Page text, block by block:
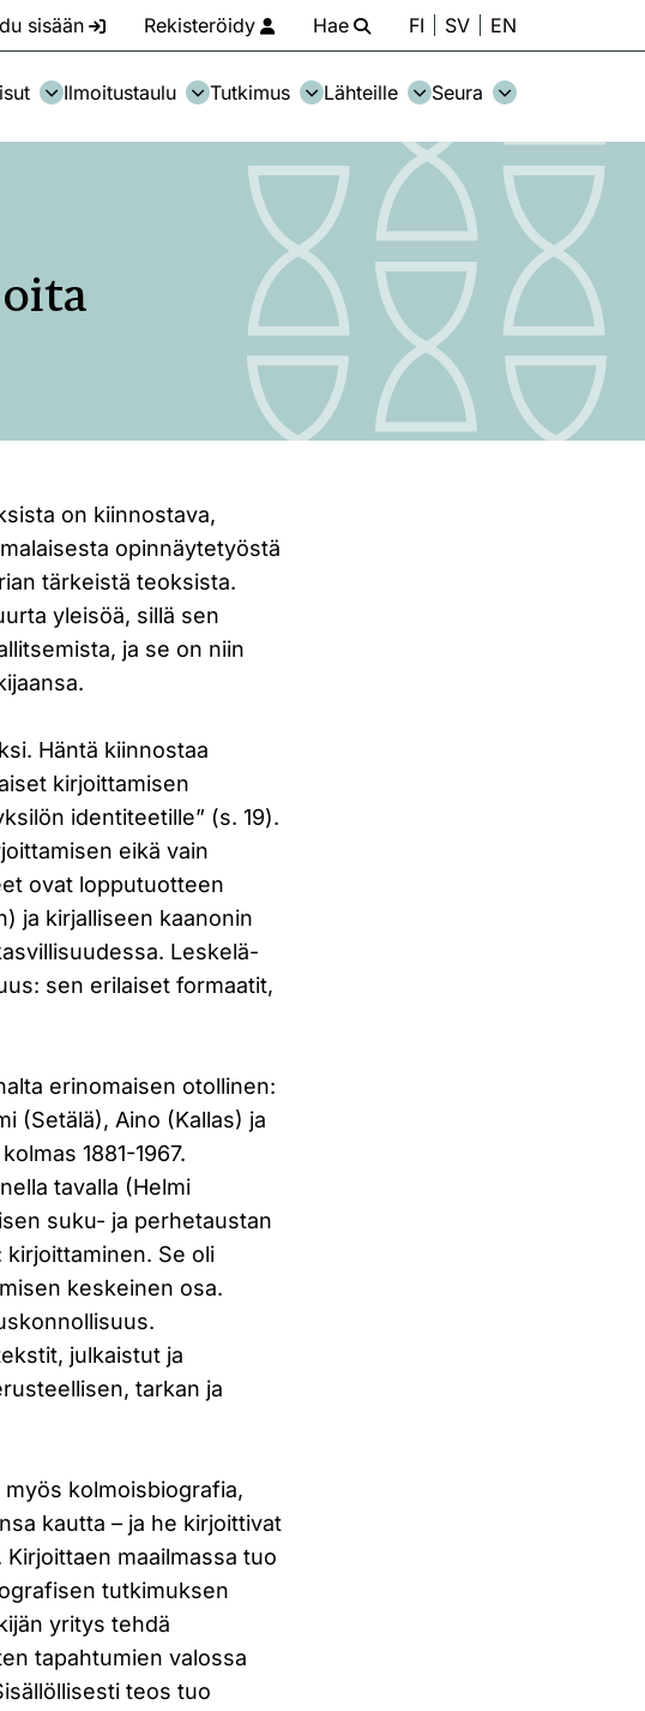
sisään Rekisteröidy Hae FI SV EN
Ilmoitustaulu Tutkimus Lähteille Seura
on kiinnostava,
opinnäytetyöstä
tärkeistä teoksista.
yleisöä, sillä sen
ja se on niin
Häntä kiinnostaa
kirjoittamisen
identiteetille” (s. 19).
eikä vain
ovat lopputuotteen
ja kirjalliseen kaanonin
Leskelä-
sen erilaiset formaatit,
erinomaisen otollinen:
(Setälä), Aino (Kallas) ja
1881-1967.
tavalla (Helmi
suku- ja perhetaustan
Se oli
keskeinen osa.
julkaistut ja
tarkan ja
kolmoisbiografia,
kautta – ja he kirjoittivat
maailmassa tuo
tutkimuksen
yritys tehdä
tapahtumien valossa
teos tuo